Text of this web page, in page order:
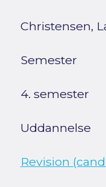
Christensen,
Semester
4. semester
Uddannelse
Revision